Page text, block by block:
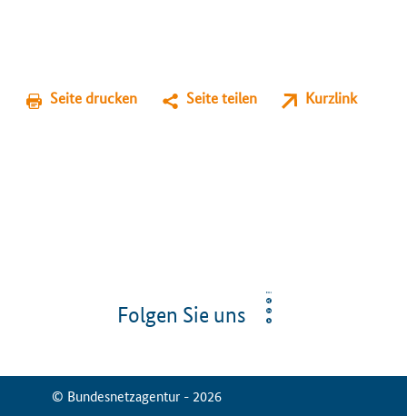
Seite drucken Seite teilen Kurzlink
Folgen Sie uns
© Bundesnetzagentur - 2026